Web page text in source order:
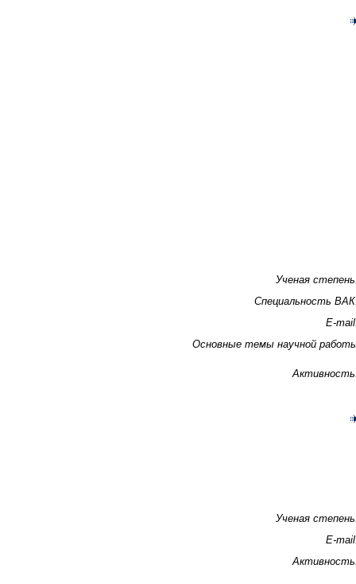
Ученая
Специальность
E-
Основные темы научной
Ученая
E-